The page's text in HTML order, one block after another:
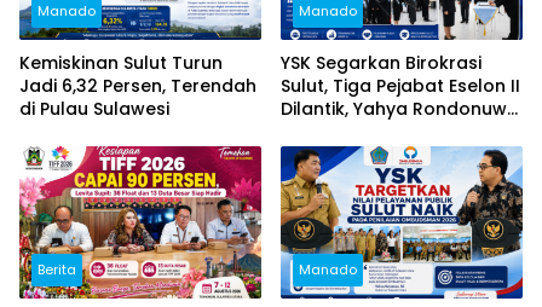
Manado
Kemiskinan Sulut Turun
Jadi 6,32 Persen, Terendah
di Pulau Sulawesi
Manado
YSK Segarkan Birokrasi
Sulut, Tiga Pejabat Eselon II
Dilantik, Yahya Rondonuwu
Pendidikan
Berita Manado